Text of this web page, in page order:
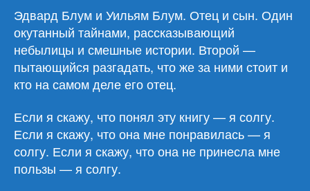
Уоллес
«Крупная
рыба»
Эдвард Блум и Уильям Блум. Отец и сын. Один
окутанный тайнами, рассказывающий
небылицы и смешные истории. Второй —
пытающийся разгадать, что же за ними стоит и
кто на самом деле его отец.
Если я скажу, что понял эту книгу — я солгу.
Если я скажу, что она мне понравилась — я
солгу. Если я скажу, что она не принесла мне
пользы — я солгу.